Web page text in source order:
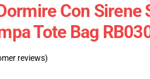
Con Sirene
Tote Bag
reviews)